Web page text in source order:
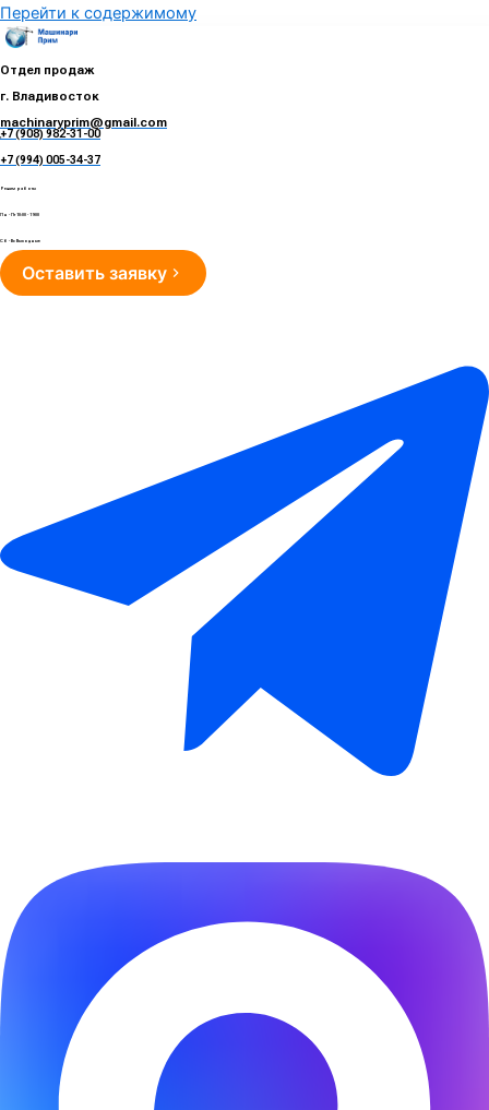
Перейти к содержимому
Отдел продаж
г. Владивосток
machinaryprim@gmail.com
+7 (908) 982-31-00
+7 (994) 005-34-37
Режим работы
Пн - Пт 10:00 - 19:00
Сб - Вс Выходные
Оставить заявку